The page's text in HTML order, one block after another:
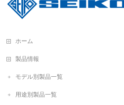
ホーム
製品情報
モデル別製品一覧
用途別製品一覧